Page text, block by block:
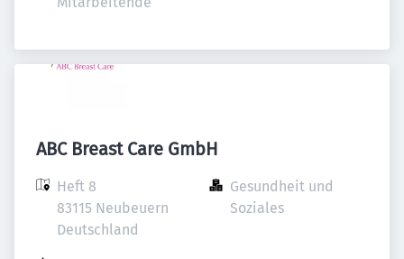
ABC Breast Care GmbH
Heft 8
83115 Neubeuern
Deutschland
Gesundheit und
Soziales